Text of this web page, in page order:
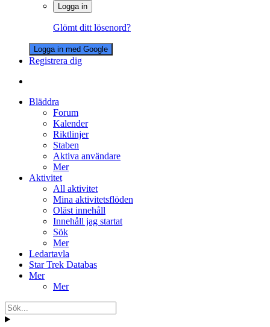
Logga in
Glömt ditt lösenord?
Logga in med Google
Registrera dig
Bläddra
Forum
Kalender
Riktlinjer
Staben
Aktiva användare
Mer
Aktivitet
All aktivitet
Mina aktivitetsflöden
Oläst innehåll
Innehåll jag startat
Sök
Mer
Ledartavla
Star Trek Databas
Mer
Mer